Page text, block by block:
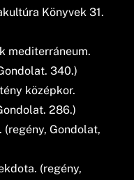
Könyvek 31.
mediterráneum.
340.)
középkor.
286.)
Gondolat,
(regény,